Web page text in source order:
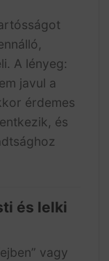
A lényeg:
javul a
érdemes
és
és lelki
vagy